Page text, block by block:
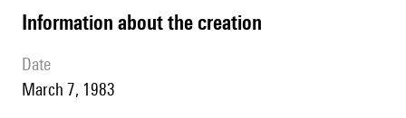
information about the creation
date
March 7, 1983